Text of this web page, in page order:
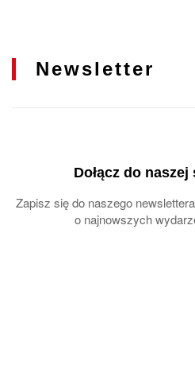
Newsletter
Dołącz do naszej
Zapisz się do naszego
o najnowszych